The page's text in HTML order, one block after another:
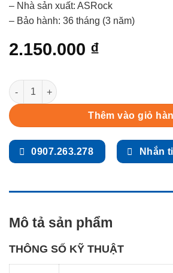
– Nhà sản xuất: ASRock
– Bảo hành: 36 tháng (3 năm)
2.150.000 ₫
Màn hình ASRock Challenger CL25FF
Thêm vào giỏ
0907.263.278 Nhắn
Mô tả sản phẩm
THÔNG SỐ KỸ THUẬT